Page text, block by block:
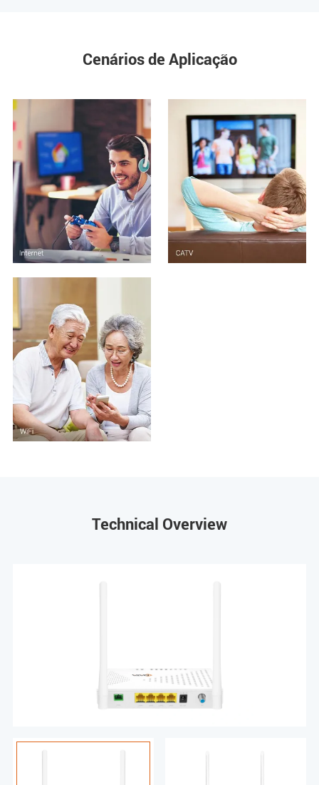
Cenários de Aplicação
Technical Overview